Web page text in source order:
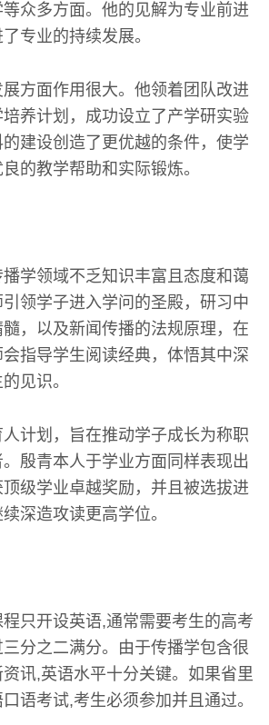
众多方面。他的见解为专业前进
专业的持续发展。
方面作用很大。他领着团队改进
培养计划，成功设立了产学研实验
建设创造了更优越的条件，使学
的教学帮助和实际锻炼。
学领域不乏知识丰富且态度和蔼
领学子进入学问的圣殿，研习中
，以及新闻传播的法规原理，在
指导学生阅读经典，体悟其中深
见识。
计划，旨在推动学子成长为称职
殷青本人于学业方面同样表现出
级学业卓越奖励，并且被选拔进
深造攻读更高学位。
只开设英语,通常需要考生的高考
分之二满分。由于传播学包含很
讯,英语水平十分关键。如果省里
语考试,考生必须参加并且通过。